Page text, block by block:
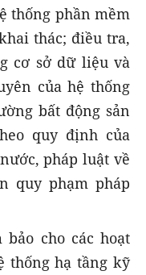
thống phần mềm
thác; điều tra,
cơ sở dữ liệu và
của hệ thống
bất động sản
quy định của
pháp luật về
quy phạm pháp
cho các hoạt
thống hạ tầng kỹ